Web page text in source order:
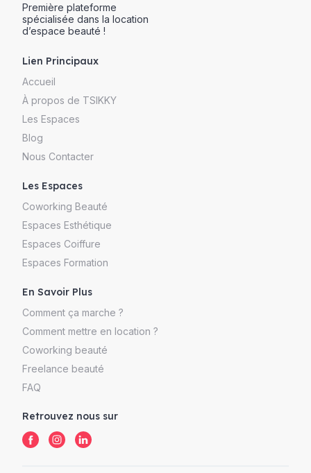
Première plateforme
spécialisée dans la location
d’espace beauté !
Lien Principaux
Accueil
À propos de TSIKKY
Les Espaces
Blog
Nous Contacter
Les Espaces
Coworking Beauté
Espaces Esthétique
Espaces Coiffure
Espaces Formation
En Savoir Plus
Comment ça marche ?
Comment mettre en location ?
Coworking beauté
Freelance beauté
FAQ
Retrouvez nous sur